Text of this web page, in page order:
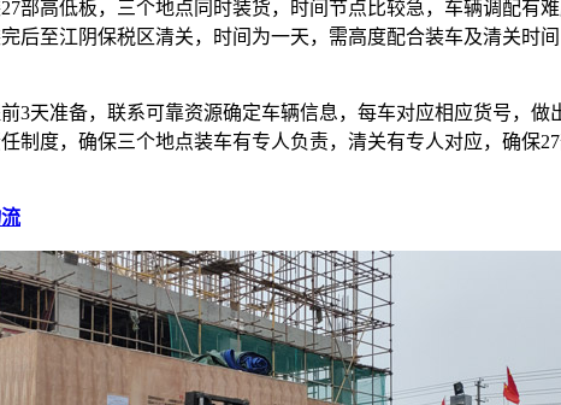
部高低板，三个地点同时装货，时间节点比较急，车辆调配有
后至江阴保税区清关，时间为一天，需高度配合装车及清关时
3天准备，联系可靠资源确定车辆信息，每车对应相应货号，
制度，确保三个地点装车有专人负责，清关有专人对应，确保